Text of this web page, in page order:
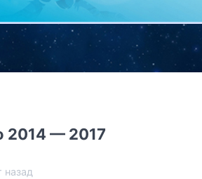
2014 — 2017
назад